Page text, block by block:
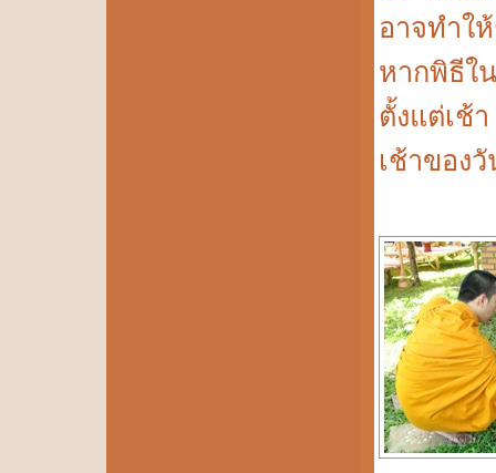
อาจทำใ
หากพิธีใ
ตั้งแต่เช้
เช้าของ